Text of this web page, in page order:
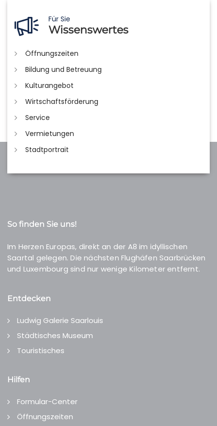
Für Sie
Wissenswertes
Öffnungszeiten
Bildung und Betreuung
Kulturangebot
Wirtschaftsförderung
Service
Vermietungen
Stadtportrait
So finden Sie uns!
Im Herzen Europas, direkt an der A8 im idyllischen
Saartal gelegen. Die nächsten Flughäfen Saarbrücken
und Luxembourg sind nur wenige Kilometer entfernt.
Entdecken
Ludwig Galerie Saarlouis
Städtisches Museum
Touristisches
Hilfen
Formular-Center
Öffnungszeiten